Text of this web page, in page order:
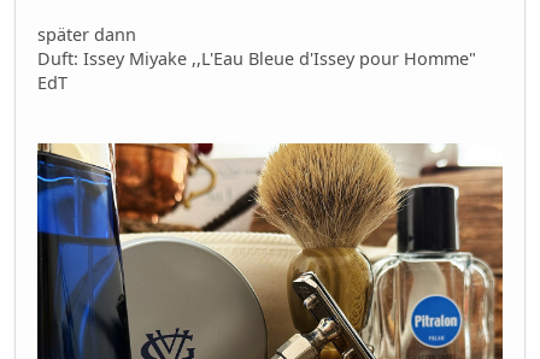
später dann
Duft: Issey Miyake ,,L'Eau Bleue d'Issey pour Homme"
EdT